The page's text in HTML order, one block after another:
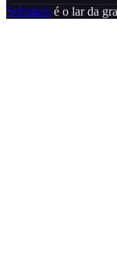
Substack é o lar da